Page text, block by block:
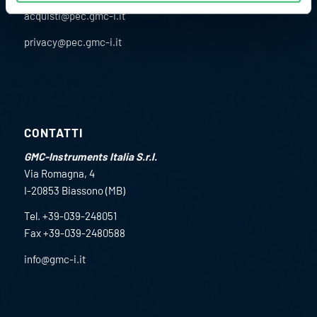
acquisti@pec.gmc-i.it
privacy@pec.gmc-i.it
CONTATTI
GMC-Instruments Italia S.r.l.
Via Romagna, 4
I-20853 Biassono (MB)
Tel. +39-039-248051
Fax +39-039-2480588
info@gmc-i.it